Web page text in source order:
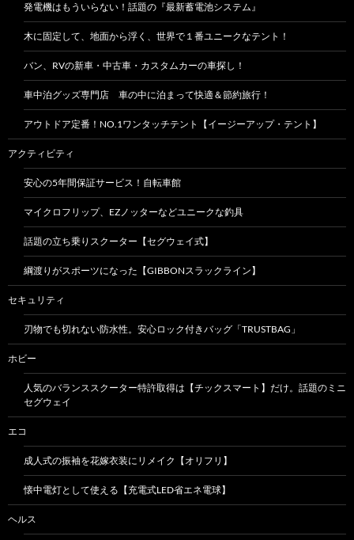
発電機はもういらない！話題の『最新蓄電池システム』
木に固定して、地面から浮く、世界で１番ユニークなテント！
バン、RVの新車・中古車・カスタムカーの車探し！
車中泊グッズ専門店 車の中に泊まって快適＆節約旅行！
アウトドア定番！NO.1ワンタッチテント【イージーアップ・テント】
アクティビティ
安心の5年間保証サービス！自転車館
マイクロフリップ、EZノッターなどユニークな釣具
話題の立ち乗りスクーター【セグウェイ式】
綱渡りがスポーツになった【GIBBONスラックライン】
セキュリティ
刃物でも切れない防水性。安心ロック付きバッグ「TRUSTBAG」
ホビー
人気のバランススクーター特許取得は【チックスマート】だけ。話題のミニ
セグウェイ
エコ
成人式の振袖を花嫁衣装にリメイク【オリフリ】
懐中電灯として使える【充電式LED省エネ電球】
ヘルス